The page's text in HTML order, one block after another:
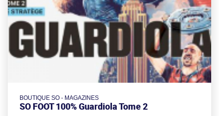
BOUTIQUE SO - MAGAZINES
SO FOOT 100% Guardiola Tome 2